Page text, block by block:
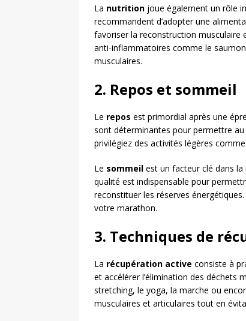
La nutrition joue également un rôle
recommandent d’adopter une
favoriser la reconstruction musculaire
anti-inflammatoires comme le
musculaires.
2. Repos et sommeil
Le repos est primordial après une
sont déterminantes pour permettre
privilégiez des activités légères
Le sommeil est un facteur clé dans la
qualité est indispensable pour
reconstituer les réserves
votre marathon.
3. Techniques de
La récupération active consiste à
et accélérer l’élimination des déchets
stretching, le yoga, la marche ou
musculaires et articulaires tout en